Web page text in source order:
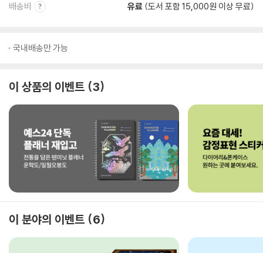
배송비 유료 (도서 포함 15,000원 이상 무료)
국내배송만 가능
이 상품의 이벤트 3
이 분야의 이벤트 6